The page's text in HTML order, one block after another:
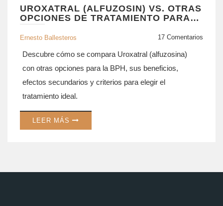
UROXATRAL (ALFUZOSIN) VS. OTRAS
OPCIONES DE TRATAMIENTO PARA
LA BPH
Ernesto Ballesteros 17 Comentarios
Descubre cómo se compara Uroxatral (alfuzosina)
con otras opciones para la BPH, sus beneficios,
efectos secundarios y criterios para elegir el
tratamiento ideal.
LEER MÁS